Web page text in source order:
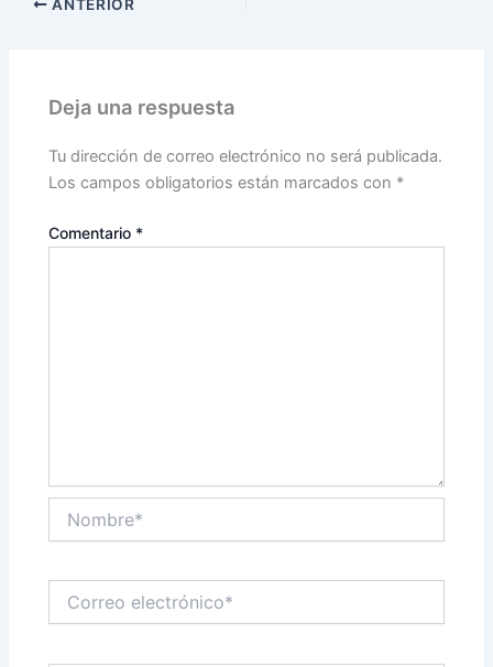
ANTERIOR
Deja una respuesta
Tu dirección de correo electrónico no será publicada.
Los campos obligatorios están marcados con *
Comentario *
electrónico*